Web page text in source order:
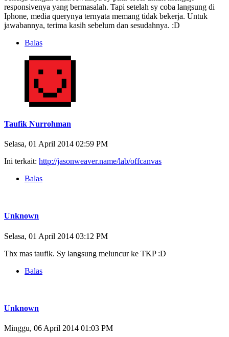
responsivenya yang bermasalah. Tapi setelah sy coba langsung di
Iphone, media querynya ternyata memang tidak bekerja. Untuk
jawabannya, terima kasih sebelum dan sesudahnya. :D
Balas
Taufik Nurrohman
Selasa, 01 April 2014 02:59 PM
Ini terkait: http://jasonweaver.name/lab/offcanvas
Balas
Unknown
Selasa, 01 April 2014 03:12 PM
Thx mas taufik. Sy langsung meluncur ke TKP :D
Balas
Unknown
Minggu, 06 April 2014 01:03 PM